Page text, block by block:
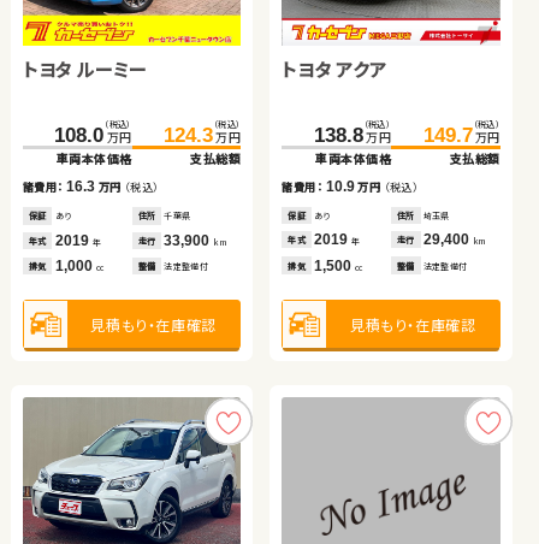
トヨタ ルーミー
108.0 （税込）
万円
車両本体価格
124.3 （税込）
万円
支払総額
諸費用：16.3 万円 （税込）
保証 あり 住所 千葉県
年式 2019 年 走行 33,900 km
排気 1,000 cc 整備 法定整備付
見積もり・在庫確認
トヨタ アクア
138.8 （税込）
万円
車両本体価格
149.7 （税込）
万円
支払総額
諸費用： 10.9万円 （税込）
保証 あり 住所 埼玉県
年式 2019年 走行 29,400 km
排気 1,500cc 整備 法定整備付
見積もり・在庫確認
スズキ スイフト
153.4 （税込）
万円
諸費用：11.4万円（税込）
あり 秋田県
年式 2019年 走行
排気 1,400 整備 法定整備付
見積もり・在庫確認
トヨタ ルーミー
138.0（税込）
万円
諸費用：9.7 万円（税込）
あり
年式 2022年 走行
排気 1,000 整備 法定整備付
見積もり・在庫確認
日産 セレナ
トヨタ ヴェルファイア ハ
ホンダ フィット
149.0万円
車両本体価格
諸費用：10.0万円 （税込）
保証 あり 住所 千葉県
排気 1,500cc 整備 法定整備付
トヨタ ヴェルファイア
212.7万円
車両本体価格
諸費用：14.8万円 （税込）
保証 なし 住所 埼玉県
排気 2,500cc 整備 なし